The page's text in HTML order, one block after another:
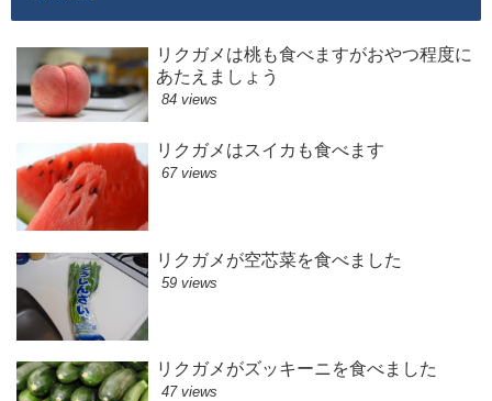
リクガメは桃も食べますがおやつ程度に
あたえましょう
84 views
リクガメはスイカも食べます
67 views
リクガメが空芯菜を食べました
59 views
リクガメがズッキーニを食べました
47 views